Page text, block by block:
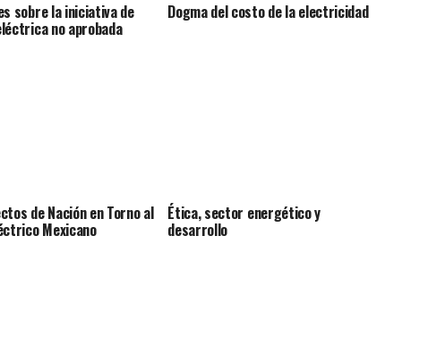
sobre la iniciativa de
no aprobada
Dogma del costo de la electricidad
de Nación en Torno al
Mexicano
Ética, sector energético y
desarrollo